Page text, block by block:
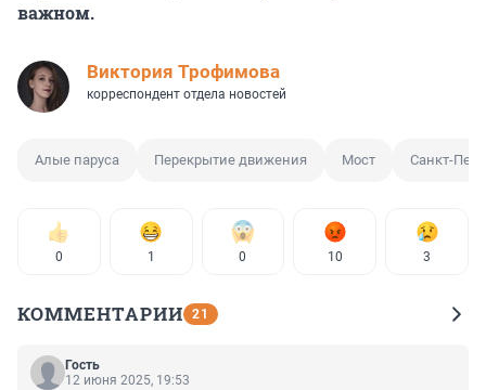
важном.
Виктория Трофимова
корреспондент отдела новостей
Алые паруса Перекрытие движения Мост Санкт-
0 1 0 10 3
КОММЕНТАРИИ 21
Гость
12 июня 2025, 19:53